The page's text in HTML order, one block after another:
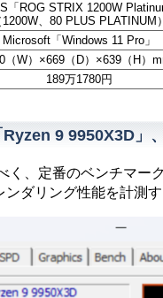
「ROG STRIX 1200W
1200W、80 PLUS PLATINUM）
Microsoft「Windows 11 Pro」
（W）×669（D）×639（H）
189万1780円
9 9950X3D」
、定番のベンチマー
ダリング性能を計測す